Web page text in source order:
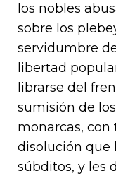
los nobles
sobre los
servidumbre
libertad
librarse del
sumisión de
monarcas, con
disolución que
súbditos, y les